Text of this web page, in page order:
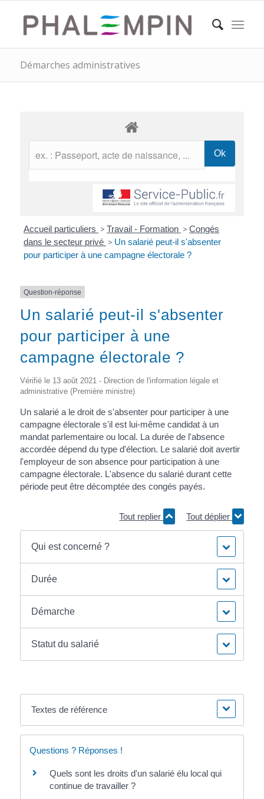
Démarches administratives
Accueil particuliers > Travail - Formation > Congés
dans le secteur privé > Un salarié peut-il s'absenter
pour participer à une campagne électorale ?
Question-réponse
Un salarié peut-il s'absenter
pour participer à une
campagne électorale ?
Vérifié le 13 août 2021 - Direction de l'information légale et
administrative (Première ministre)
Un salarié a le droit de s'absenter pour participer à une
campagne électorale s'il est lui-même candidat à un
mandat parlementaire ou local. La durée de l'absence
accordée dépend du type d'élection. Le salarié doit avertir
l'employeur de son absence pour participation à une
campagne électorale. L'absence du salarié durant cette
période peut être décomptée des congés payés.
Tout replier Tout déplier
Qui est concerné ?
Durée
Démarche
Statut du salarié
Textes de référence
Questions ? Réponses !
Quels sont les droits d'un salarié élu local qui
continue de travailler ?